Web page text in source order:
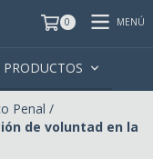
0 MENÚ
PRODUCTOS
Penal /
de voluntad en la